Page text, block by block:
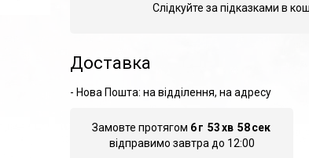
Слідкуйте за підказками в
Доставка
- Нова Пошта: на відділення, на адресу
Замовте протягом 6 г 53хв 57 сек
відправимо завтра до 12:00